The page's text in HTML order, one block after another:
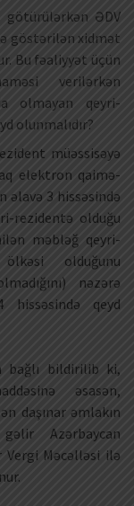
götürülərkən ƏDV
göstərilən xidmət
Bu fəaliyyət üçün
verilərkən
olmayan qeyri-
olunmalıdır?
müəssisəyə
elektron qaimə-
əlavə 3 hissəsində
rezidentə olduğu
məbləğ qeyri-
olduğunu
nəzərə
hissəsində qeyd
bağlı bildirilib ki,
əsasən,
daşınar əmlakın
Azərbaycan
Məcəlləsi ilə